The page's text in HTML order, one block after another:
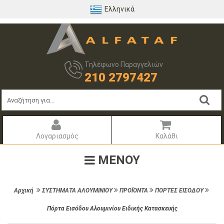
Ελληνικά
Τηλέφωνο Παραγγελιών
210 2797427
Λογαριασμός Καλάθι
ΜΕΝΟΥ
Αρχική ΣΥΣΤΗΜΑΤΑ ΑΛΟΥΜΙΝΙΟΥ ΠΡΟΪΟΝΤΑ ΠΟΡΤΕΣ ΕΙΣΟΔΟΥ
Πόρτα Εισόδου Αλουμινίου Ειδικής Κατασκευής